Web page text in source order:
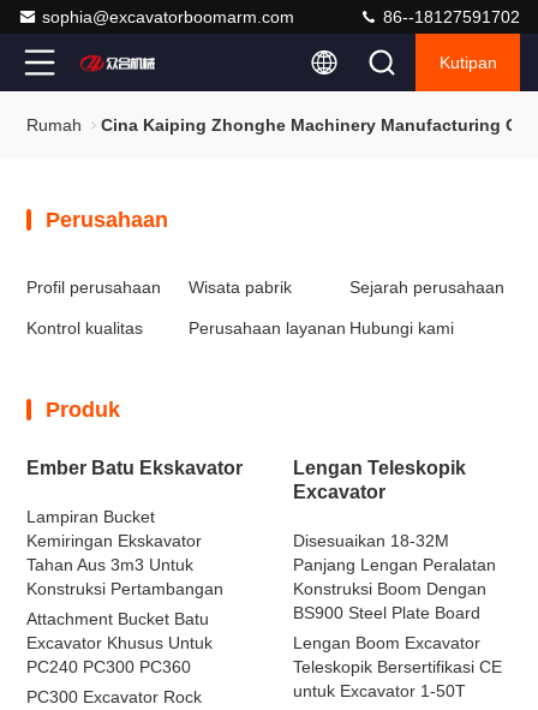
sophia@excavatorboomarm.com 86--18127591702
Kutipan
Rumah Cina Kaiping Zhonghe Machinery Manufacturing
Perusahaan
Profil perusahaan Wisata pabrik Sejarah perusahaan
Kontrol kualitas Perusahaan layanan Hubungi kami
Produk
Ember Batu Ekskavator
Lampiran Bucket
Kemiringan Ekskavator
Tahan Aus 3m3 Untuk
Konstruksi Pertambangan
Attachment Bucket Batu
Excavator Khusus Untuk
PC240 PC300 PC360
PC300 Excavator Rock
Lengan Teleskopik
Excavator
Disesuaikan 18-32M
Panjang Lengan Peralatan
Konstruksi Boom Dengan
BS900 Steel Plate Board
Lengan Boom Excavator
Teleskopik Bersertifikasi CE
untuk Excavator 1-50T